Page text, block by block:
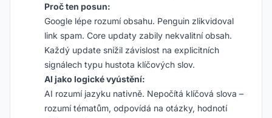
Proč ten posun:
Google lépe rozumí obsahu. Penguin zlikvidoval
link spam. Core updaty zabily nekvalitní obsah.
Každý update snížil závislost na explicitních
signálech typu hustota klíčových slov.
AI jako logické vyústění:
AI rozumí jazyku nativně. Nepočítá klíčová slova –
rozumí tématům, odpovídá na otázky, hodnotí